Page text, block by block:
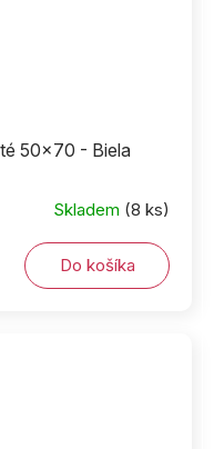
50x70 - Biela
Skladem (8 ks)
Do košíka